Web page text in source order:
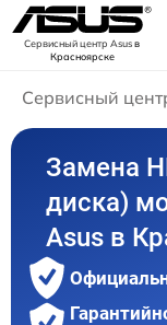
Сервисный центр Asusв
Красноярске
Сервисный
Замена
диска)
Asus в